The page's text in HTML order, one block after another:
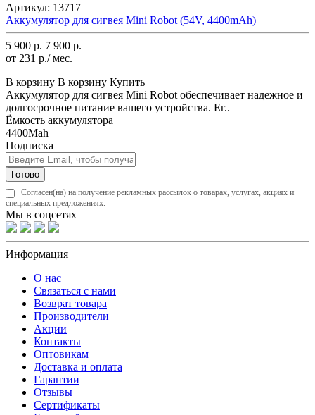
Артикул: 13717
Аккумулятор для сигвея Mini Robot (54V, 4400mAh)
5 900 р. 7 900 р.
от 231 р./ мес.
В корзину В корзину Купить
Аккумулятор для сигвея Mini Robot обеспечивает надежное и
долгосрочное питание вашего устройства. Ег..
Ёмкость аккумулятора
4400Mah
Подписка
Готово
Согласен(на) на получение рекламных рассылок о товарах, услугах, акциях и
специальных предложениях.
Мы в соцсетях
Информация
О нас
Связаться с нами
Возврат товара
Производители
Акции
Контакты
Оптовикам
Доставка и оплата
Гарантии
Отзывы
Сертификаты